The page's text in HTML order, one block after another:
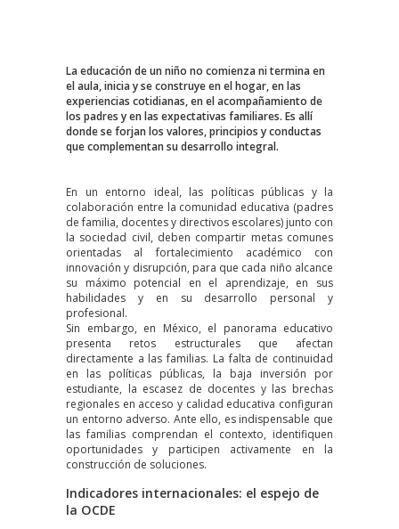
La educación de un niño no comienza ni termina en
el aula, inicia y se construye en el hogar, en las
experiencias cotidianas, en el acompañamiento de
los padres y en las expectativas familiares. Es allí
donde se forjan los valores, principios y conductas
que complementan su desarrollo integral.
En un entorno ideal, las políticas públicas y la
colaboración entre la comunidad educativa (padres
de familia, docentes y directivos escolares) junto con
la sociedad civil, deben compartir metas comunes
orientadas al fortalecimiento académico con
innovación y disrupción, para que cada niño alcance
su máximo potencial en el aprendizaje, en sus
habilidades y en su desarrollo personal y
profesional.
Sin embargo, en México, el panorama educativo
presenta retos estructurales que afectan
directamente a las familias. La falta de continuidad
en las políticas públicas, la baja inversión por
estudiante, la escasez de docentes y las brechas
regionales en acceso y calidad educativa configuran
un entorno adverso. Ante ello, es indispensable que
las familias comprendan el contexto, identifiquen
oportunidades y participen activamente en la
construcción de soluciones.
Indicadores internacionales: el espejo de
la OCDE